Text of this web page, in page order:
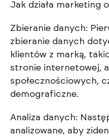
Jak działa marketing
Zbieranie danych:
zbieranie danych
klientów z marką,
stronie internetowej,
społecznościowych,
demograficzne.
Analiza danych:
analizowane, aby